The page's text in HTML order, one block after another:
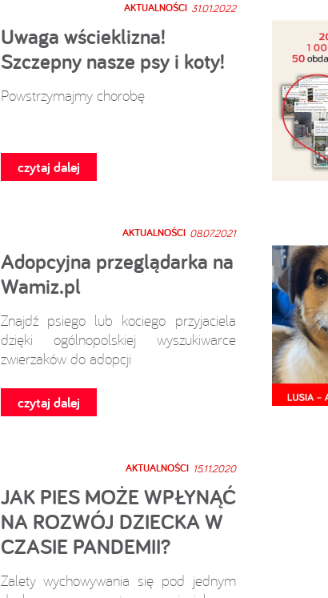
AKTUALNOŚCI 31.01.2022
Uwaga wścieklizna!
Szczepny nasze psy i koty!
Powstrzymajmy chorobę
czytaj dalej
AKTUALNOŚCI 08.07.2021
Adopcyjna przeglądarka na
Wamiz.pl
Znajdź psiego lub kociego przyjaciela
dzięki ogólnopolskiej wyszukiwarce
zwierzaków do adopcji
czytaj dalej
AKTUALNOŚCI 15.11.2020
JAK PIES MOŻE WPŁYNĄĆ
NA ROZWÓJ DZIECKA W
CZASIE PANDEMII?
Zalety wychowywania się pod jednym